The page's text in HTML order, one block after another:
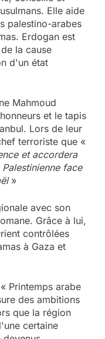
Elle aide
palestino-arabes
Erdogan est
la cause
d'un état
Mahmoud
et le tapis
Lors de leur
terroriste que «
et accordera
face
»
avec son
Grâce à lui,
contrôlées
à Gaza et
Printemps arabe
des ambitions
que la région
certaine